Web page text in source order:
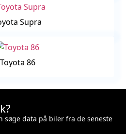
Supra
Toyota 86
søge data på biler fra de seneste